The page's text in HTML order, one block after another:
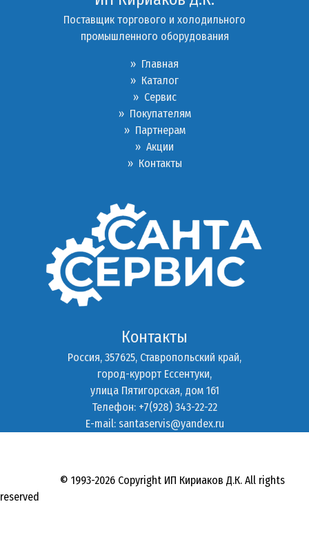
Поставщик торгового и холодильного
промышленного оборудования
» Главная
» Каталог
» Сервис
» Покупателям
» Партнерам
» Акции
» Контакты
Контакты
Россия, 357625, Ставропольский край,
город-курорт Ессентуки,
улица Пятигорская, дом 161
Телефон: +7(928) 343-22-22
E-mail: santaservis@yandex.ru
© 1993-2026 Copyright ИП Кириаков Д.К. All rights
reserved